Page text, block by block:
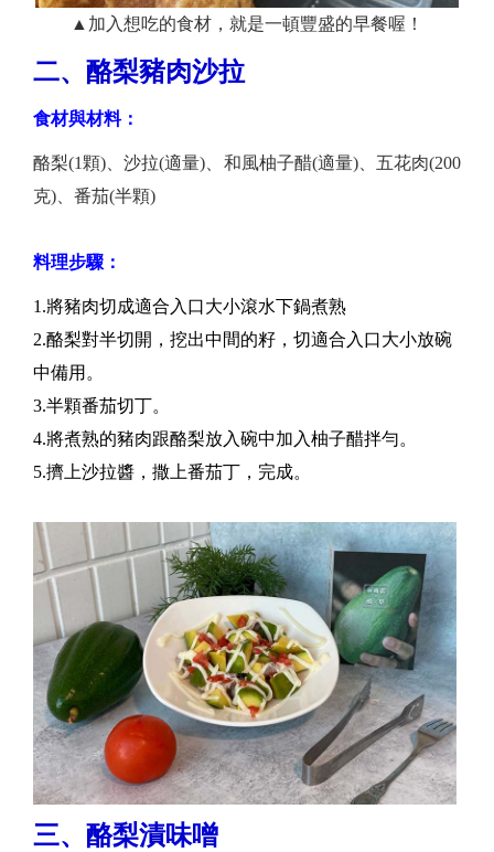
▲加入想吃的食材，就是一頓豐盛的早餐喔！
二、酪梨豬肉沙拉
食材與材料：
酪梨(1顆)、沙拉(適量)、和風柚子醋(適量)、五花肉(200
克)、番茄(半顆)
料理步驟：
1.將豬肉切成適合入口大小滾水下鍋煮熟
2.酪梨對半切開，挖出中間的籽，切適合入口大小放碗
中備用。
3.半顆番茄切丁。
4.將煮熟的豬肉跟酪梨放入碗中加入柚子醋拌勻。
5.擠上沙拉醬，撒上番茄丁，完成。
三、酪梨漬味噌